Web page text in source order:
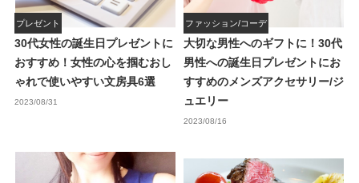
プレゼント
30代女性の誕生日プレゼントに
おすすめ！女性の心を掴むおし
ゃれで使いやすい文房具6選
2023/08/31
ファッション/コーデ
大切な男性へのギフトに！30代
男性への誕生日プレゼントにお
すすめのメンズアクセサリー/ジ
ュエリー
2023/08/16